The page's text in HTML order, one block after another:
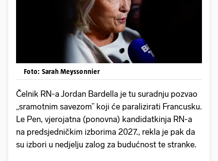
Foto: Sarah Meyssonnier
Čelnik RN-a Jordan Bardella je tu suradnju pozvao
„sramotnim savezom” koji će paralizirati Francusku.
Le Pen, vjerojatna (ponovna) kandidatkinja RN-a
na predsjedničkim izborima 2027., rekla je pak da
su izbori u nedjelju zalog za budućnost te stranke.